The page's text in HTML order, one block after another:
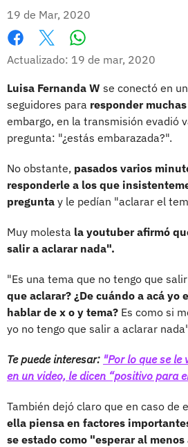
19 de Mar, 2020
Facebook
X
Actualizado: 19 de mar, 2020
Luisa Fernanda W se conectó en
seguidores para responder
embargo, en la transmisión evadió
pregunta: "¿estás embarazada?".
No obstante, pasados varios
responderle a los que
pregunta y le pedían "aclarar el
Muy molesta la youtuber afirmó
salir a aclarar nada".
"Es una tema que no tengo que
que aclarar? ¿De cuándo a acá yo
hablar de x o y tema? Es como si
yo no tengo que salir a aclarar
Te puede interesar: "Por lo que se le
en un video, le dicen “positivo para
También dejó claro que en caso de
ella piensa en factores
se estado como "esperar al